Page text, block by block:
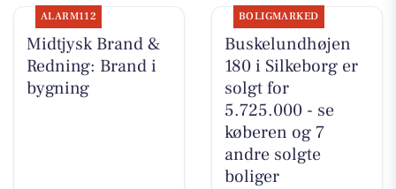
ALARM112
Midtjysk Brand &
Redning: Brand i
bygning
BOLIGMARKED
Buskelundhøjen
180 i Silkeborg er
solgt for
5.725.000 - se
køberen og 7
andre solgte
boliger